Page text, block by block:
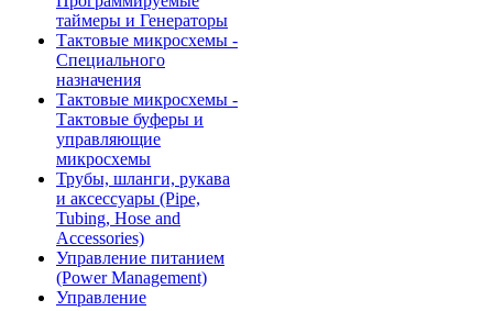
таймеры и Генераторы
Тактовые микросхемы -
Специального
назначения
Тактовые микросхемы -
Тактовые буферы и
управляющие
микросхемы
Трубы, шланги, рукава
и аксессуары (Pipe,
Tubing, Hose and
Accessories)
Управление питанием
(Power Management)
Управление